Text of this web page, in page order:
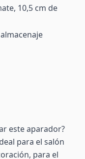
10,5 cm de
este aparador?
para el salón
para el